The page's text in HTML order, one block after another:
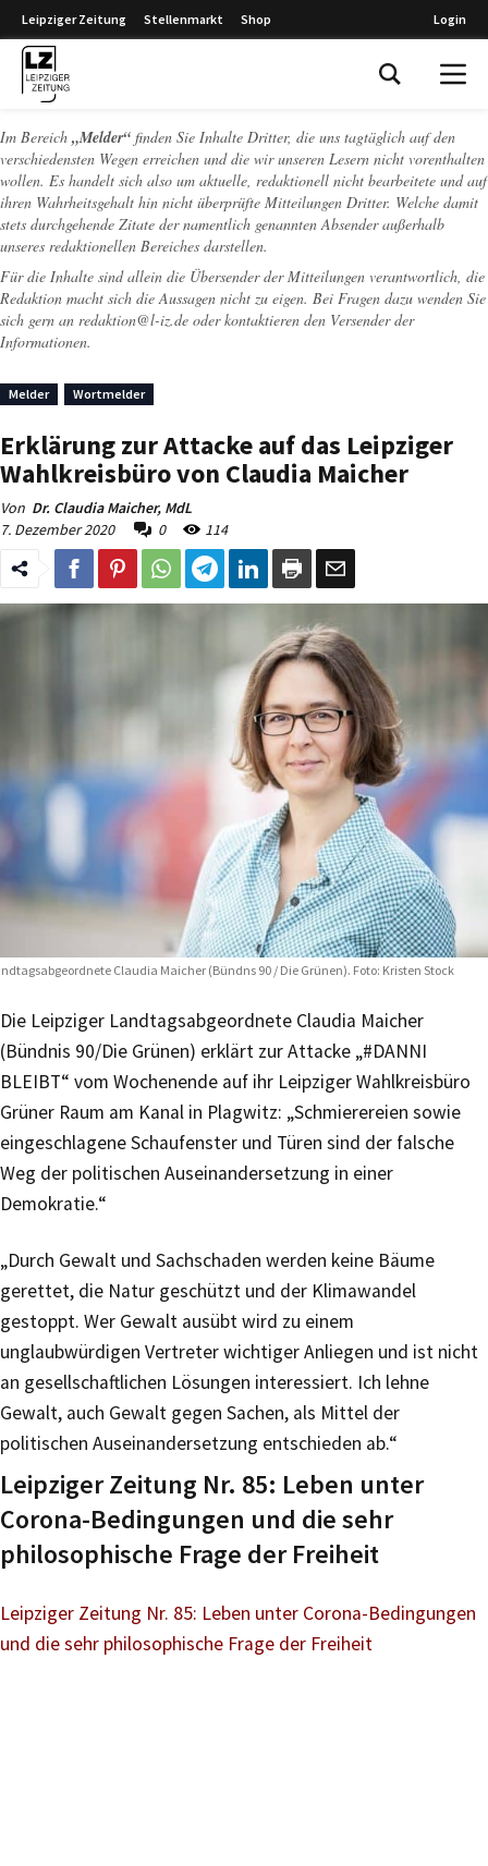
Leipziger Zeitung Stellenmarkt Shop Login
Im Bereich „Melder“ finden Sie Inhalte Dritter, die uns tagtäglich auf den
verschiedensten Wegen erreichen und die wir unseren Lesern nicht vorenthalten
wollen. Es handelt sich also um aktuelle, redaktionell nicht bearbeitete und auf
ihren Wahrheitsgehalt hin nicht überprüfte Mitteilungen Dritter. Welche damit
stets durchgehende Zitate der namentlich genannten Absender außerhalb
unseres redaktionellen Bereiches darstellen.
Für die Inhalte sind allein die Übersender der Mitteilungen verantwortlich, die
Redaktion macht sich die Aussagen nicht zu eigen. Bei Fragen dazu wenden Sie
sich gern an redaktion@l-iz.de oder kontaktieren den Versender der
Informationen.
Melder Wortmelder
Erklärung zur Attacke auf das Leipziger
Wahlkreisbüro von Claudia Maicher
Von Dr. Claudia Maicher, MdL
7. Dezember 2020
0 114
Claudia Maicher (Bündns 90 / Die Grünen). Foto: Kristen Stock
Die Leipziger Landtagsabgeordnete Claudia Maicher
(Bündnis 90/Die Grünen) erklärt zur Attacke „#DANNI
BLEIBT“ vom Wochenende auf ihr Leipziger Wahlkreisbüro
Grüner Raum am Kanal in Plagwitz: „Schmierereien sowie
eingeschlagene Schaufenster und Türen sind der falsche
Weg der politischen Auseinandersetzung in einer
Demokratie.“
„Durch Gewalt und Sachschaden werden keine Bäume
gerettet, die Natur geschützt und der Klimawandel
gestoppt. Wer Gewalt ausübt wird zu einem
unglaubwürdigen Vertreter wichtiger Anliegen und ist nicht
an gesellschaftlichen Lösungen interessiert. Ich lehne
Gewalt, auch Gewalt gegen Sachen, als Mittel der
politischen Auseinandersetzung entschieden ab.“
Leipziger Zeitung Nr. 85: Leben unter
Corona-Bedingungen und die sehr
philosophische Frage der Freiheit
Leipziger Zeitung Nr. 85: Leben unter Corona-Bedingungen
und die sehr philosophische Frage der Freiheit